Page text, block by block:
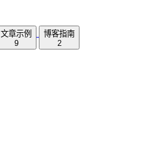
文章示例
9
博客指南
2